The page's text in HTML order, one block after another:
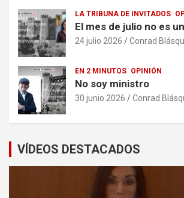
LA TRIBUNA DE INVITADOS
El mes de julio no es
24 julio 2026 Conrad
EN 2 MINUTOS OPINIÓN
No soy ministro
30 junio 2026 Conrad
VÍDEOS DESTACADOS